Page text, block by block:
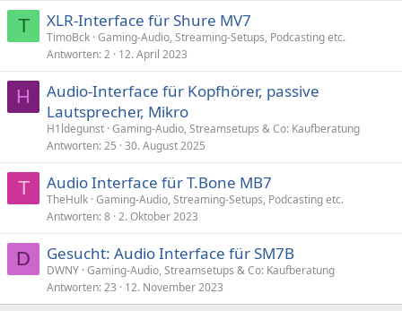
T XLR-Interface für Shure MV7
TimoBck Gaming-Audio, Streaming-Setups, Podcasting etc.
Antworten 2 12. April 2023
H
Audio-Interface für Kopfhörer, passive
Lautsprecher, Mikro
H1ldegunst Gaming-Audio, Streamsetups & Co: Kaufberatung
Antworten 25 30. August 2025
T Audio Interface für T.Bone MB7
TheHulk Gaming-Audio, Streaming-Setups, Podcasting etc.
Antworten 8 2. Oktober 2023
D Gesucht: Audio Interface für SM7B
DWNY Gaming-Audio, Streamsetups & Co: Kaufberatung
Antworten 23 12. November 2023